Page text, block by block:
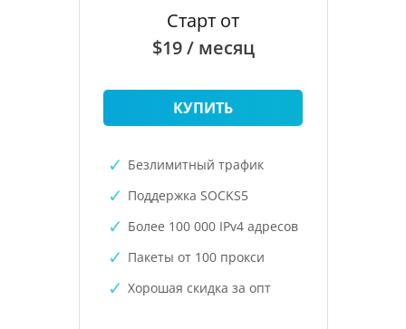
Старт от
$19 / месяц
КУПИТЬ
Безлимитный трафик
Поддержка SOCKS5
Более 100 000 IPv4 адресов
Пакеты от 100 прокси
Хорошая скидка за опт